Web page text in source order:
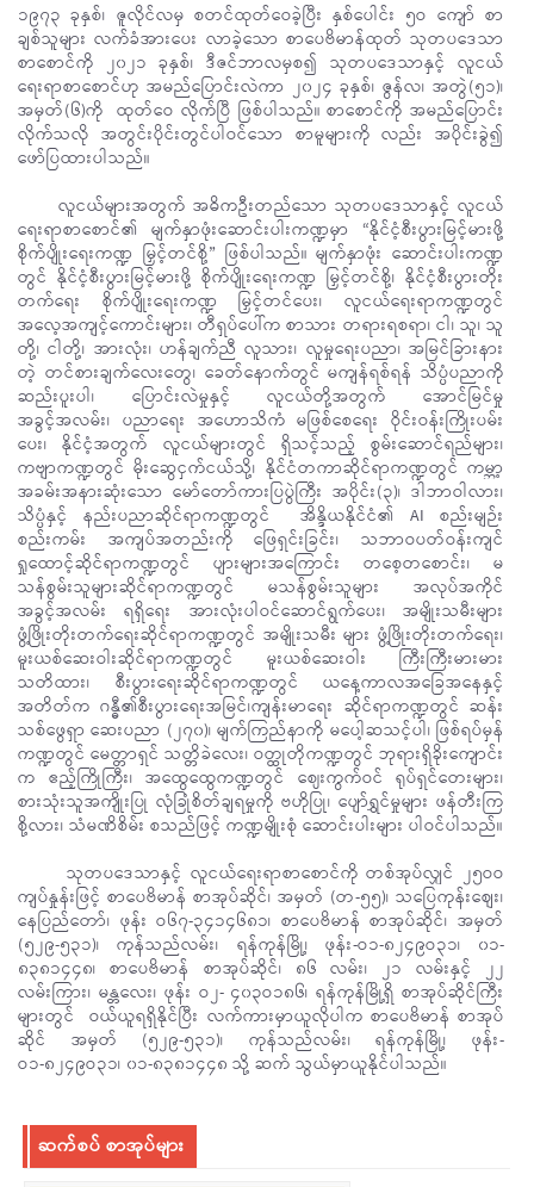
၁၉၇၃ ခုနှစ်၊ ဇူလိုင်လမှ စတင်ထုတ်ဝေခဲ့ပြီး နှစ်ပေါင်း ၅ဝ ကျော် စာ
ချစ်သူများ လက်ခံအားပေး လာခဲ့သော စာပေဗိမာန်ထုတ် သုတပဒေသာ
စာစောင်ကို ၂၀၂၁ ခုနှစ်၊ ဒီဇင်ဘာလမှစ၍ သုတပဒေသာနှင့် လူငယ်
ရေးရာစာစောင်ဟု အမည်ပြောင်းလဲကာ ၂၀၂၄ ခုနှစ်၊ ဇွန်လ၊ အတွဲ(၅၁)၊
အမှတ်(၆)ကို ထုတ်ဝေ လိုက်ပြီ ဖြစ်ပါသည်။ စာစောင်ကို အမည်ပြောင်း
လိုက်သလို အတွင်းပိုင်းတွင်ပါဝင်သော စာမူများကို လည်း အပိုင်းခွဲ၍
ဖော်ပြထားပါသည်။
လူငယ်များအတွက် အဓိကဦးတည်သော သုတပဒေသာနှင့် လူငယ်
ရေးရာစာစောင်၏ မျက်နှာဖုံးဆောင်းပါးကဏ္ဍမှာ “နိုင်ငံ့စီးပွားမြင့်မားဖို့
စိုက်ပျိုးရေးကဏ္ဍ မြှင့်တင်စို့” ဖြစ်ပါသည်။ မျက်နှာဖုံး ဆောင်းပါးကဏ္ဍ
တွင် နိုင်ငံ့စီးပွားမြင့်မားဖို့ စိုက်ပျိုးရေးကဏ္ဍ မြှင့်တင်စို့၊ နိုင်ငံ့စီးပွားတိုး
တက်ရေး စိုက်ပျိုးရေးကဏ္ဍ မြှင့်တင်ပေး၊ လူငယ်ရေးရာကဏ္ဍတွင်
အလေ့အကျင့်ကောင်းများ၊ တီရှပ်ပေါ်က စာသား တရားရစရာ၊ ငါ၊ သူ၊ သူ
တို့၊ ငါတို့၊ အားလုံး၊ ဟန်ချက်ညီ လူသား၊ လူမှုရေးပညာ၊ အမြင်ခြားနား
တဲ့ တင်စားချက်လေးတွေ၊ ခေတ်နောက်တွင် မကျန်ရစ်ရန် သိပ္ပံပညာကို
ဆည်းပူးပါ၊ ပြောင်းလဲမှုနှင့် လူငယ်တို့အတွက် အောင်မြင်မှု
အခွင့်အလမ်း၊ ပညာရေး အဟောသိကံ မဖြစ်စေရေး ဝိုင်းဝန်းကြိုးပမ်း
ပေး၊ နိုင်ငံ့အတွက် လူငယ်များတွင် ရှိသင့်သည့် စွမ်းဆောင်ရည်များ၊
ကဗျာကဏ္ဍတွင် မိုးဆွေငှက်ငယ်သို့၊ နိုင်ငံတကာဆိုင်ရာကဏ္ဍတွင် ကမ္ဘာ့
အခမ်းအနားဆုံးသော မော်တော်ကားပြပွဲကြီး အပိုင်း(၃)၊ ဒါဘာဝါလား၊
သိပ္ပံနှင့် နည်းပညာဆိုင်ရာကဏ္ဍတွင် အိန္ဒိယနိုင်ငံ၏ AI စည်းမျဉ်း
စည်းကမ်း အကျပ်အတည်းကို ဖြေရှင်းခြင်း၊ သဘာဝပတ်ဝန်းကျင်
ရှုထောင့်ဆိုင်ရာကဏ္ဍတွင် ပျားများအကြောင်း တစေ့တစောင်း၊ မ
သန်စွမ်းသူများဆိုင်ရာကဏ္ဍတွင် မသန်စွမ်းသူများ အလုပ်အကိုင်
အခွင့်အလမ်း ရရှိရေး အားလုံးပါဝင်ဆောင်ရွက်ပေး၊ အမျိုးသမီးများ
ဖွံ့ဖြိုးတိုးတက်ရေးဆိုင်ရာကဏ္ဍတွင် အမျိုးသမီး များ ဖွံ့ဖြိုးတိုးတက်ရေး၊
မူးယစ်ဆေးဝါးဆိုင်ရာကဏ္ဍတွင် မူးယစ်ဆေးဝါး ကြီးကြီးမားမား
သတိထား၊ စီးပွားရေးဆိုင်ရာကဏ္ဍတွင် ယနေ့ကာလအခြေအနေနှင့်
အတိတ်က ဂန္ဓီ၏စီးပွားရေးအမြင်၊ကျန်းမာရေး ဆိုင်ရာကဏ္ဍတွင် ဆန်း
သစ်ဖွေရှာ ဆေးပညာ (၂၇၀)၊ မျက်ကြည်နာကို မပေါ့ဆသင့်ပါ၊ ဖြစ်ရပ်မှန်
ကဏ္ဍတွင် မေတ္တာရှင် သတ္တိခဲလေး၊ ဝတ္ထုတိုကဏ္ဍတွင် ဘုရားရှိခိုးကျောင်း
က ဧည့်ကြိုကြီး၊ အထွေထွေကဏ္ဍတွင် ဈေးကွက်ဝင် ရုပ်ရှင်တေးများ၊
စားသုံးသူအကျိုးပြု လုံခြုံစိတ်ချရမှုကို ဗဟိုပြု၊ ပျော်ရွှင်မှုများ ဖန်တီးကြ
စို့လား၊ သံမဏိစိမ်း စသည်ဖြင့် ကဏ္ဍမျိုးစုံ ဆောင်းပါးများ ပါဝင်ပါသည်။
သုတပဒေသာနှင့် လူငယ်ရေးရာစာစောင်ကို တစ်အုပ်လျှင် ၂၅ဝဝ
ကျပ်နှုန်းဖြင့် စာပေဗိမာန် စာအုပ်ဆိုင်၊ အမှတ် (တ-၅၅)၊ သပြေကုန်းစျေး၊
နေပြည်တော်၊ ဖုန်း ဝ၆၇-၃၄၁၄၆၈၁၊ စာပေဗိမာန် စာအုပ်ဆိုင်၊ အမှတ်
(၅၂၉-၅၃၁)၊ ကုန်သည်လမ်း၊ ရန်ကုန်မြို့၊ ဖုန်း-ဝ၁-၈၂၄၉ဝ၃၁၊ ၀၁-
၈၃၈၁၄၄၈၊ စာပေဗိမာန် စာအုပ်ဆိုင်၊ ၈၆ လမ်း၊ ၂၁ လမ်းနှင့် ၂၂
လမ်းကြား၊ မန္တလေး၊ ဖုန်း ဝ၂- ၄၀၃ဝ၁၈၆၊ ရန်ကုန်မြို့ရှိ စာအုပ်ဆိုင်ကြီး
များတွင် ဝယ်ယူရရှိနိုင်ပြီး လက်ကားမှာယူလိုပါက စာပေဗိမာန် စာအုပ်
ဆိုင် အမှတ် (၅၂၉-၅၃၁)၊ ကုန်သည်လမ်း၊ ရန်ကုန်မြို့၊ ဖုန်း-
ဝ၁-၈၂၄၉ဝ၃၁၊ ၀၁-၈၃၈၁၄၄၈ သို့ ဆက် သွယ်မှာယူနိုင်ပါသည်။
ဆက်စပ် စာအုပ်များ